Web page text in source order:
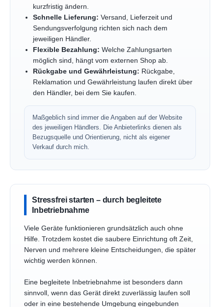
kurzfristig ändern.
Schnelle Lieferung: Versand, Lieferzeit und
Sendungsverfolgung richten sich nach dem
jeweiligen Händler.
Flexible Bezahlung: Welche Zahlungsarten
möglich sind, hängt vom externen Shop ab.
Rückgabe und Gewährleistung: Rückgabe,
Reklamation und Gewährleistung laufen direkt über
den Händler, bei dem Sie kaufen.
Maßgeblich sind immer die Angaben auf der Website
des jeweiligen Händlers. Die Anbieterlinks dienen als
Bezugsquelle und Orientierung, nicht als eigener
Verkauf durch mich.
Stressfrei starten – durch begleitete
Inbetriebnahme
Viele Geräte funktionieren grundsätzlich auch ohne
Hilfe. Trotzdem kostet die saubere Einrichtung oft Zeit,
Nerven und mehrere kleine Entscheidungen, die später
wichtig werden können.
Eine begleitete Inbetriebnahme ist besonders dann
sinnvoll, wenn das Gerät direkt zuverlässig laufen soll
oder in eine bestehende Umgebung eingebunden